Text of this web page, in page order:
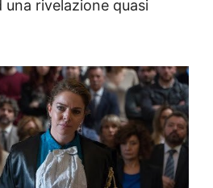
una rivelazione quasi